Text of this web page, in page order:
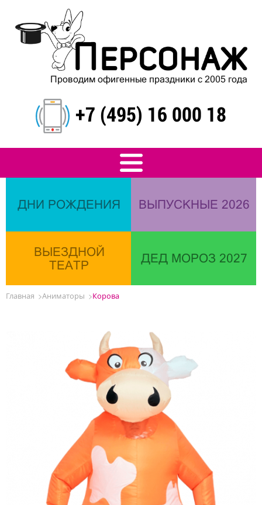
Проводим офигенные праздники с 2005 года
+7 (495) 16 000 18
ДНИ РОЖДЕНИЯ ВЫПУСКНЫЕ 2026
ВЫЕЗДНОЙ
ТЕАТР
ДЕД МОРОЗ 2027
Главная Аниматоры Корова